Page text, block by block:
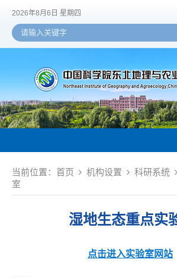
2026年8月6日 星期四
当前位置： 首页 机构设置 科研系统
室
湿地生态重点实
点击进入实验室网站